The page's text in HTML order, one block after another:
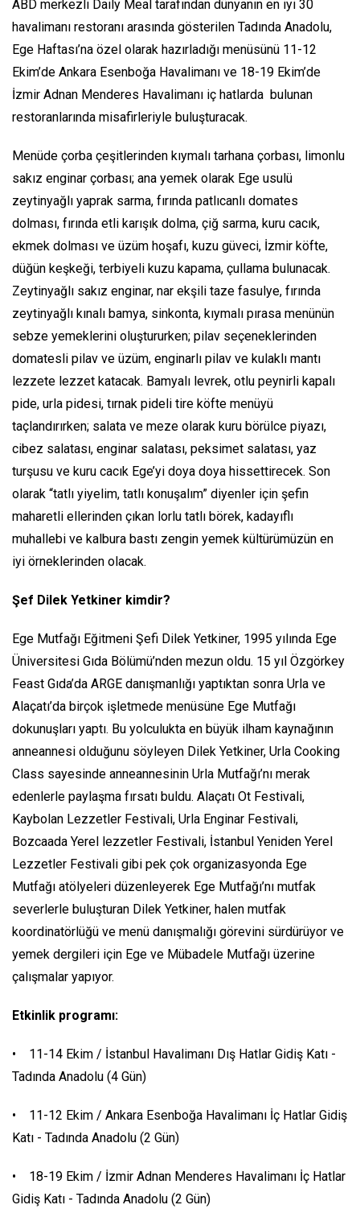
ABD merkezli Daily Meal tarafından dünyanın en iyi 30
havalimanı restoranı arasında gösterilen Tadında Anadolu,
Ege Haftası’na özel olarak hazırladığı menüsünü 11-12
Ekim’de Ankara Esenboğa Havalimanı ve 18-19 Ekim’de
İzmir Adnan Menderes Havalimanı iç hatlarda bulunan
restoranlarında misafirleriyle buluşturacak.
Menüde çorba çeşitlerinden kıymalı tarhana çorbası, limonlu
sakız enginar çorbası; ana yemek olarak Ege usulü
zeytinyağlı yaprak sarma, fırında patlıcanlı domates
dolması, fırında etli karışık dolma, çiğ sarma, kuru cacık,
ekmek dolması ve üzüm hoşafı, kuzu güveci, İzmir köfte,
düğün keşkeği, terbiyeli kuzu kapama, çullama bulunacak.
Zeytinyağlı sakız enginar, nar ekşili taze fasulye, fırında
zeytinyağlı kınalı bamya, sinkonta, kıymalı pırasa menünün
sebze yemeklerini oluştururken; pilav seçeneklerinden
domatesli pilav ve üzüm, enginarlı pilav ve kulaklı mantı
lezzete lezzet katacak. Bamyalı levrek, otlu peynirli kapalı
pide, urla pidesi, tırnak pideli tire köfte menüyü
taçlandırırken; salata ve meze olarak kuru börülce piyazı,
cibez salatası, enginar salatası, peksimet salatası, yaz
turşusu ve kuru cacık Ege’yi doya doya hissettirecek. Son
olarak “tatlı yiyelim, tatlı konuşalım” diyenler için şefin
maharetli ellerinden çıkan lorlu tatlı börek, kadayıflı
muhallebi ve kalbura bastı zengin yemek kültürümüzün en
iyi örneklerinden olacak.
Şef Dilek Yetkiner kimdir?
Ege Mutfağı Eğitmeni Şefi Dilek Yetkiner, 1995 yılında Ege
Üniversitesi Gıda Bölümü’nden mezun oldu. 15 yıl Özgörkey
Feast Gıda’da ARGE danışmanlığı yaptıktan sonra Urla ve
Alaçatı’da birçok işletmede menüsüne Ege Mutfağı
dokunuşları yaptı. Bu yolculukta en büyük ilham kaynağının
anneannesi olduğunu söyleyen Dilek Yetkiner, Urla Cooking
Class sayesinde anneannesinin Urla Mutfağı’nı merak
edenlerle paylaşma fırsatı buldu. Alaçatı Ot Festivali,
Kaybolan Lezzetler Festivali, Urla Enginar Festivali,
Bozcaada Yerel lezzetler Festivali, İstanbul Yeniden Yerel
Lezzetler Festivali gibi pek çok organizasyonda Ege
Mutfağı atölyeleri düzenleyerek Ege Mutfağı’nı mutfak
severlerle buluşturan Dilek Yetkiner, halen mutfak
koordinatörlüğü ve menü danışmalığı görevini sürdürüyor ve
yemek dergileri için Ege ve Mübadele Mutfağı üzerine
çalışmalar yapıyor.
Etkinlik programı:
• 11-14 Ekim / İstanbul Havalimanı Dış Hatlar Gidiş Katı -
Tadında Anadolu (4 Gün)
• 11-12 Ekim / Ankara Esenboğa Havalimanı İç Hatlar Gidiş
Katı - Tadında Anadolu (2 Gün)
• 18-19 Ekim / İzmir Adnan Menderes Havalimanı İç Hatlar
Gidiş Katı - Tadında Anadolu (2 Gün)